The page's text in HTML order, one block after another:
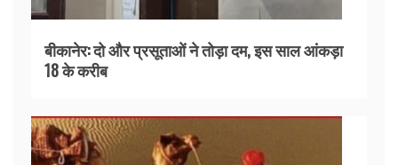
बीकानेर: दो और प्रसूताओं ने तोड़ा दम, इस साल आंकड़ा
18 के करीब